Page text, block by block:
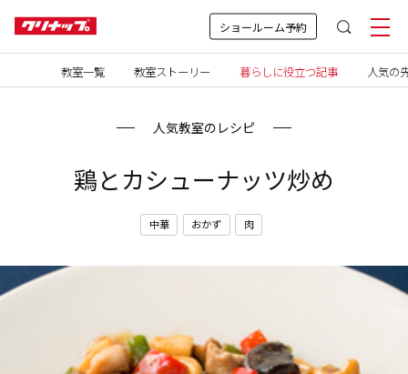
ショールーム予約
教室一覧 教室ストーリー 暮らしに役立つ記事 人気の
人気教室のレシピ
鶏とカシューナッツ炒め
中華 おかず 肉